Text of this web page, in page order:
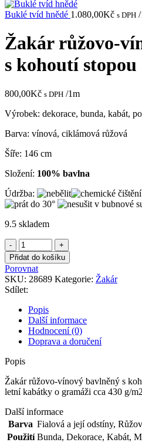
Buklé tvíd hnědé 1.080,00Kč s DPH
Žakár růžovo-
s kohoutí stopou
800,00Kč s DPH /1m
Výrobek: dekorace, bunda, kabát,
Barva: vínová, ciklámová růžová
Šíře: 146 cm
Složení: 100% bavlna
Údržba:
9.5 skladem
Žakár
růžovo-
vínový
bavlněný
s
kohoutí
stopou
množství
Přidat do košíku
Porovnat
SKU: 28689 Kategorie: Žakár
Sdílet:
Popis
Další informace
Hodnocení (0)
Doprava a doručení
Popis
Žakár růžovo-vínový bavlněný s
letní kabátky o gramáži cca 430 g/
Další informace
Barva Fialová a její odstíny,
Použití Bunda, Dekorace, Kabát,